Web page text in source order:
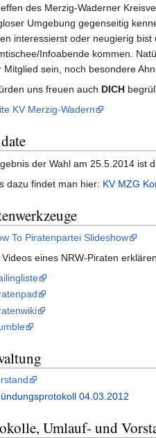
des Merzig-Waderner
Umgebung gegenseitig
interessierst oder neugierig
Infoabende kommen.
Mitglied sein, noch besondere
uns freuen auch DICH
KV Merzig-Wadern
der Wahl am 25.5.2014 ist
dazu findet man hier: KV MZG
To Piratenpartei Slideshow
Videos eines NRW-Piraten
04.03.2012
Umlauf- und